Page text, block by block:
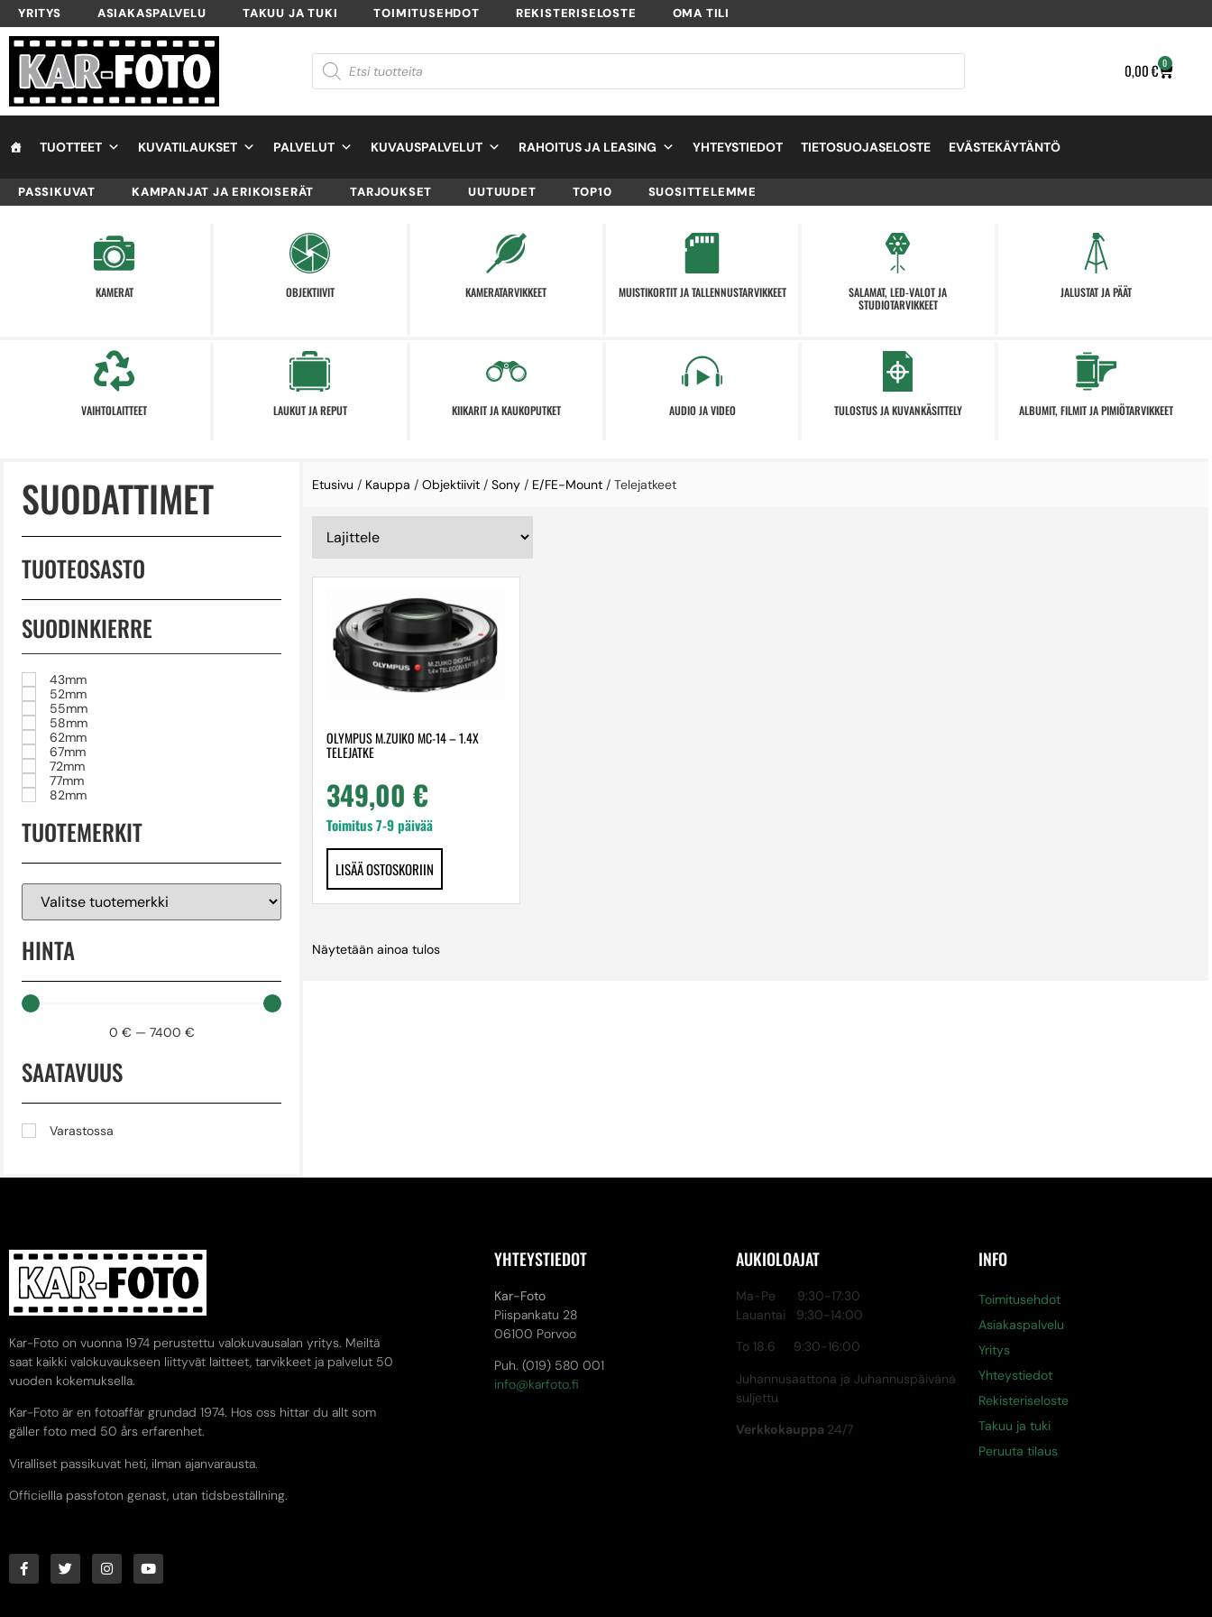
YRITYS ASIAKASPALVELU TAKUU JA TUKI TOIMITUSEHDOT REKISTERISELOSTE OMA TILI
0,00€ 0
TUOTTEET KUVATILAUKSET PALVELUT KUVAUSPALVELUT RAHOITUS JA LEASING YHTEYSTIEDOT TIETOSUOJASELOSTE EVÄSTEKÄYTÄNTÖ
PASSIKUVAT KAMPANJAT JA ERIKOISERÄT TARJOUKSET UUTUUDET TOP10 SUOSITTELEMME
KAMERAT OBJEKTIIVIT KAMERATARVIKKEET MUISTIKORTIT JA TALLENNUSTARVIKKEET
SALAMAT, LED-VALOT JA
STUDIOTARVIKKEET
JALUSTAT JA PÄÄT
VAIHTOLAITTEET LAUKUT JA REPUT KIIKARIT JA KAUKOPUTKET AUDIO JA VIDEO TULOSTUS JA KUVANKÄSITTELY ALBUMIT, FILMIT JA PIMIÖTARVIKKEET
SUODATTIMET
TUOTEOSASTO
SUODINKIERRE
43mm
52mm
55mm
58mm
62mm
67mm
72mm
77mm
82mm
TUOTEMERKIT
HINTA
0 € — 7400 €
SAATAVUUS
Varastossa
Etusivu / Kauppa / Objektiivit / Sony / E/FE-Mount / Telejatkeet
OLYMPUS M.ZUIKO MC-14 – 1.4X
TELEJATKE
349,00 €
Toimitus 7-9 päivää
LISÄÄ OSTOSKORIIN
Näytetään ainoa tulos
Kar-Foto on vuonna 1974 perustettu valokuvausalan yritys. Meiltä
saat kaikki valokuvaukseen liittyvät laitteet, tarvikkeet ja palvelut 50
vuoden kokemuksella.
Kar-Foto är en fotoaffär grundad 1974. Hos oss hittar du allt som
gäller foto med 50 års erfarenhet.
Viralliset passikuvat heti, ilman ajanvarausta.
Officiellla passfoton genast, utan tidsbeställning.
YHTEYSTIEDOT
Kar-Foto
Piispankatu 28
06100 Porvoo
Puh. (019) 580 001
info@karfoto.fi
AUKIOLOAJAT
Ma-Pe 9:30-17:30
Lauantai 9:30-14:00
To 18.6 9:30-16:00
Juhannusaattona ja Juhannuspäivänä
suljettu
Verkkokauppa 24/7
INFO
Toimitusehdot
Asiakaspalvelu
Yritys
Yhteystiedot
Rekisteriseloste
Takuu ja tuki
Peruuta tilaus